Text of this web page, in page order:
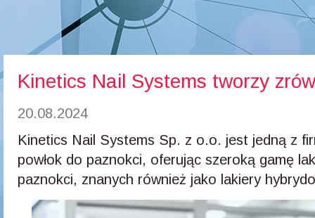
Kinetics Nail Systems tworzy
20.08.2024
Kinetics Nail Systems Sp. z o.o. jest jedną z
powłok do paznokci, oferując szeroką gamę
paznokci, znanych również jako lakiery